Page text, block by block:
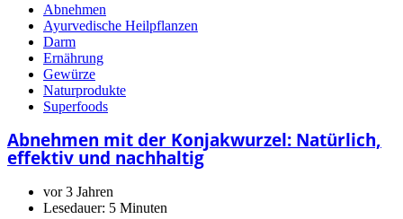
Abnehmen
Ayurvedische Heilpflanzen
Darm
Ernährung
Gewürze
Naturprodukte
Superfoods
Abnehmen mit der Konjakwurzel: Natürlich,
effektiv und nachhaltig
vor 3 Jahren
Lesedauer: 5 Minuten